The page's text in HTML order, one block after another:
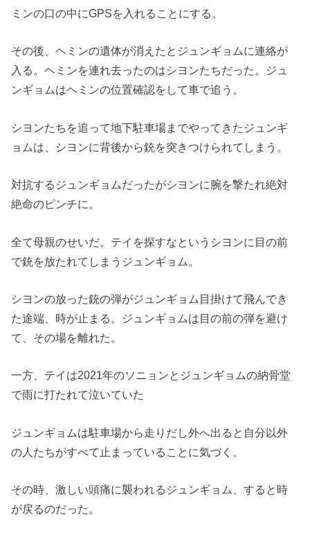
ミンの口の中にGPSを 入れることにする。
その後、ヘミンの遺体が消えたとジュンギョムに連絡が
入る。ヘミンを連れ去ったのはシヨンたちだった。 ジュ
ンギョムはヘミンの位置確認をして車で追う。
シヨンたちを追って地下駐車場までやってきたジュンギ
ョムは、 シヨンに背後から銃を突きつけられてしまう。
対抗するジュンギョムだったがシヨンに腕を撃たれ絶対
絶命のピンチに。
全て母親のせいだ。テイを探すなというシヨンに目の前
で銃を放たれてしまうジュ ンギョム。
シヨンの放った銃の弾がジュンギョム目掛けて飛んでき
た途端、 時が止まる。ジュンギョムは目の前の弾を避け
て、 その場を離れた。
一方、 テイは2021年のソニョンとジュンギョムの納骨堂
で雨に打たれて泣いていた
ジュンギョムは駐車場から走りだし外へ出ると自分以外
の人たちがすべて止まっていることに気づく。
その時、激しい頭痛に襲われるジュンギョム、すると時
が戻るのだった。